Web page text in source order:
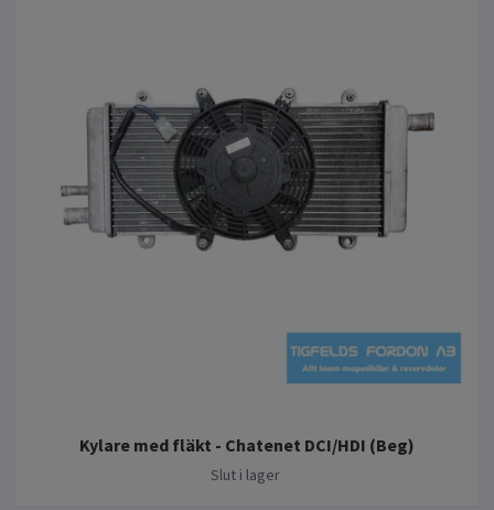
Kylare med fläkt - Chatenet DCI/HDI (Beg)
Slut i lager